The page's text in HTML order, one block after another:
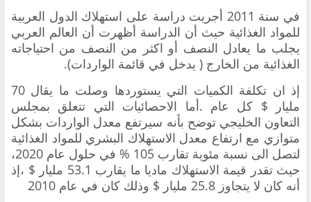
في سنة 2011 أجريت دراسة على استهلاك الدول العربية
للمواد الغذائية حيث أن الدراسة أظهرت أن العالم العربي
يجلب ما يعادل النصف أو اكثر من النصف من احتياجاته
الغذائية من الخارج ( يدخل في قائمة الواردات).
إذ ان تكلفة الكميات التي يستوردها وصلت ما يقال 70
مليار $ كل عام .أما الاحصائيات التي تتعلق بمجلس
التعاون الخليجي توضح بأنه سيرتفع معدل الواردات بشكل
متوازي مع ارتفاع معدل الاستهلاك البشري للمواد الغذائية
لتصل الى نسبة مئوية تقارب 105 % في حلول عام 2020،
حيث تقدر قيمة الاستهلاك ماديا ما يقارب 53.1 مليار $ ،إذ
أنه كان لا يتجاوز 25.8 مليار $ وذلك كان في عام 2010